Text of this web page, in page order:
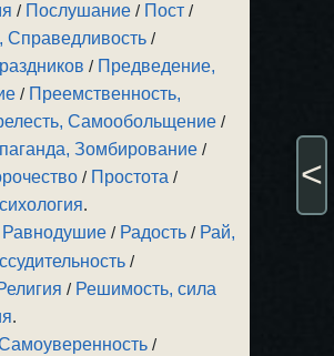
/ Послушание / Пост /
Справедливость /
/ Предведение,
/ Преемственность,
Самообольщение /
Зомбирование /
/ Простота /
.
Равнодушие / Радость / Рай,
/
/ Решимость, сила
.
/
<